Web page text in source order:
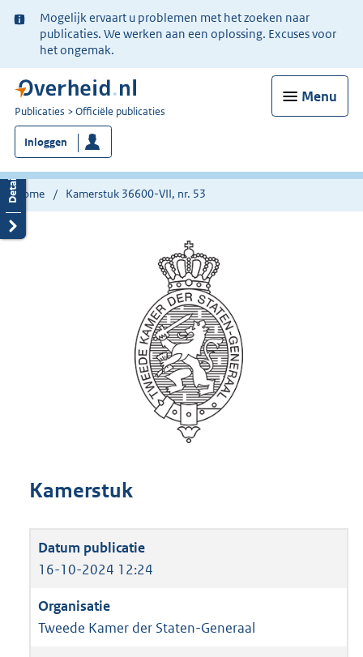
Ter
informatie:
Mogelijk ervaart u problemen met het zoeken naar
publicaties. We werken aan een oplossing. Excuses voor
het ongemak.
Menu
U
bent
nu
hier:
Publicaties Officiële publicaties
Inloggen
Home Kamerstuk 36600-VII, nr. 53
Kamerstuk
16-10-2024 12:24
Tweede Kamer der Staten-Generaal